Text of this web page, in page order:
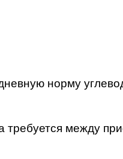
норму
между